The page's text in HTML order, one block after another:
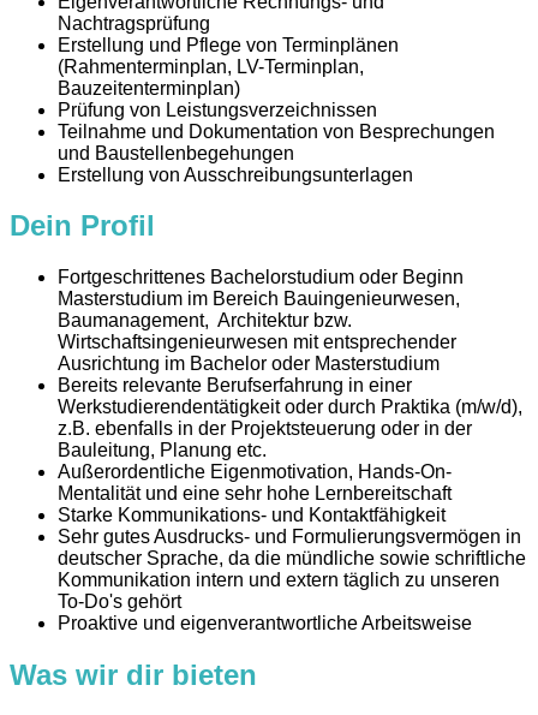
Nachtragsprüfung
Erstellung und Pflege von Terminplänen
(Rahmenterminplan, LV-Terminplan,
Bauzeitenterminplan)
Prüfung von Leistungsverzeichnissen
Teilnahme und Dokumentation von Besprechungen
und Baustellenbegehungen
Erstellung von Ausschreibungsunterlagen
Dein Profil
Fortgeschrittenes Bachelorstudium oder Beginn
Masterstudium im Bereich Bauingenieurwesen,
Baumanagement, Architektur bzw.
Wirtschaftsingenieurwesen mit entsprechender
Ausrichtung im Bachelor oder Masterstudium
Bereits relevante Berufserfahrung in einer
Werkstudierendentätigkeit oder durch Praktika (m/w/d),
z.B. ebenfalls in der Projektsteuerung oder in der
Bauleitung, Planung etc.
Außerordentliche Eigenmotivation, Hands-On-
Mentalität und eine sehr hohe Lernbereitschaft
Starke Kommunikations- und Kontaktfähigkeit
Sehr gutes Ausdrucks- und Formulierungsvermögen in
deutscher Sprache, da die mündliche sowie schriftliche
Kommunikation intern und extern täglich zu unseren
To-Do's gehört
Proaktive und eigenverantwortliche Arbeitsweise
Was wir dir bieten